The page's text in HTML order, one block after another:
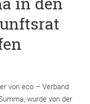
von eco – Verband
wurde von der